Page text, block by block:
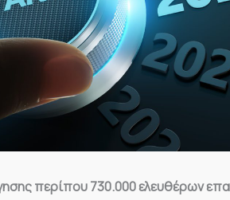
περίπου 730.000 ελευθέρων